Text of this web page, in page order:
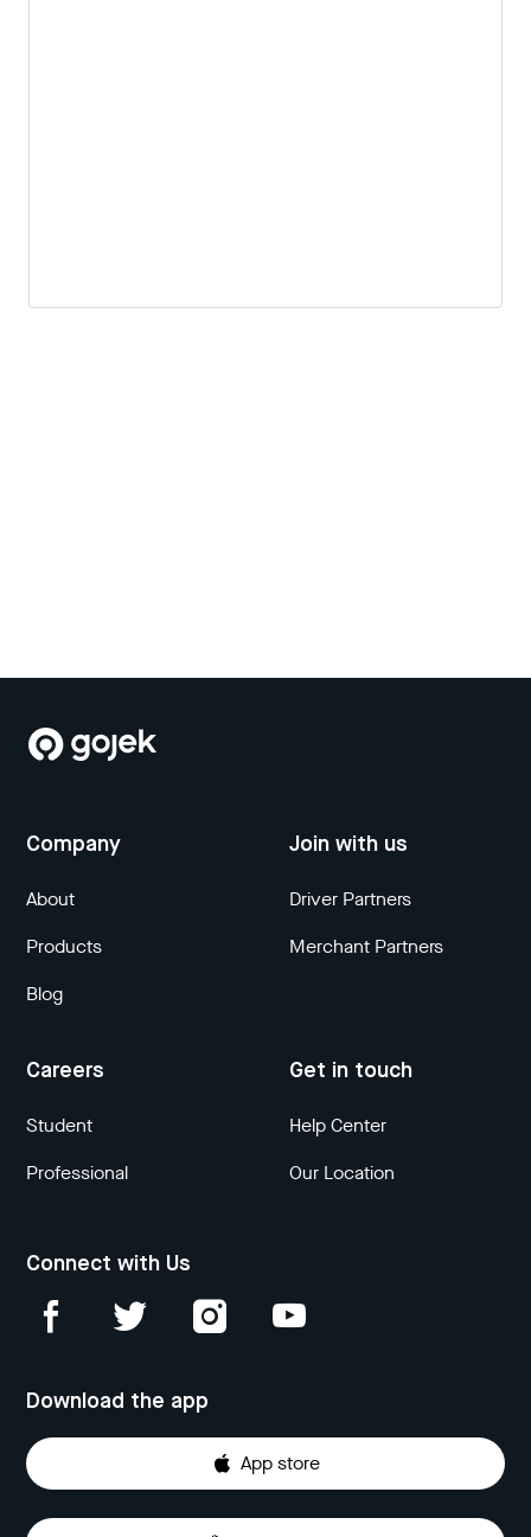
Company
About
Products
Blog
Join with us
Driver Partners
Merchant Partners
Careers
Student
Professional
Get in touch
Help Center
Our Location
Connect with Us
Download the app
App store